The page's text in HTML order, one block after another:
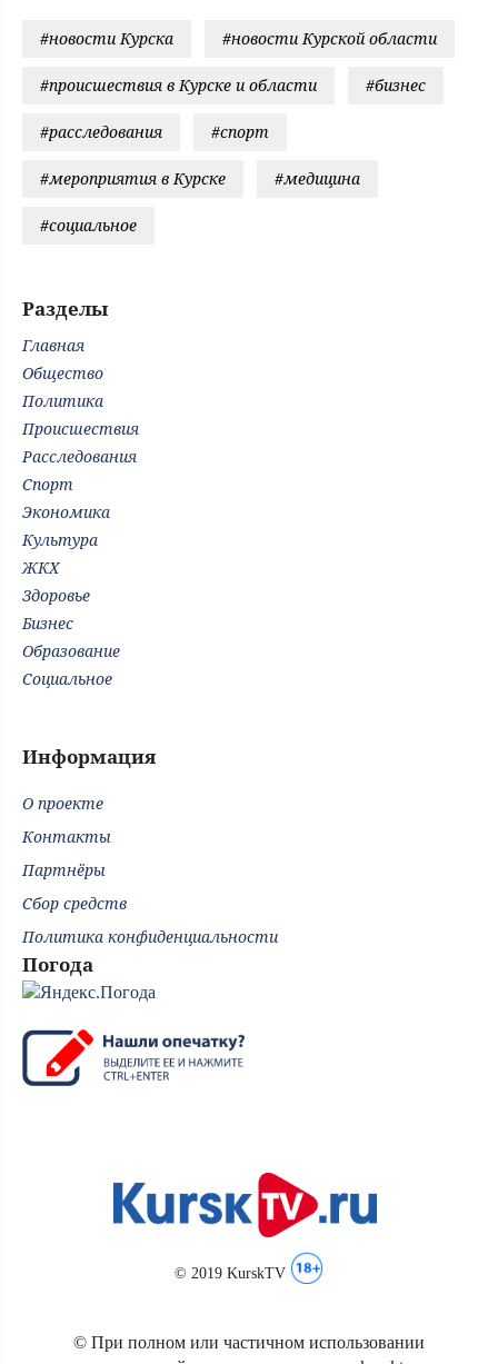
#новости Курска #новости Курской области
#происшествия в Курске и области #бизнес
#расследования #спорт
#мероприятия в Курске #медицина
#социальное
Разделы
Главная
Общество
Политика
Происшествия
Расследования
Спорт
Экономика
Культура
ЖКХ
Здоровье
Бизнес
Образование
Социальное
Информация
О проекте
Контакты
Партнёры
Сбор средств
Политика конфиденциальности
Погода
© 2019 KurskTV
© При полном или частичном использовании